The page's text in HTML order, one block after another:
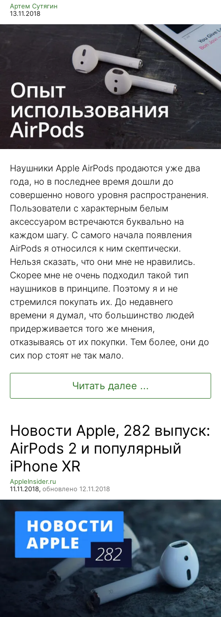
Артем Сутягин
13.11.2018
Наушники Apple AirPods продаются уже два
года, но в последнее время дошли до
совершенно нового уровня распространения.
Пользователи с характерным белым
аксессуаром встречаются буквально на
каждом шагу. С самого начала появления
AirPods я относился к ним скептически.
Нельзя сказать, что они мне не нравились.
Скорее мне не очень подходил такой тип
наушников в принципе. Поэтому я и не
стремился покупать их. До недавнего
времени я думал, что большинство людей
придерживается того же мнения,
отказываясь от их покупки. Тем более, они до
сих пор стоят не так мало.
Читать далее ...
Новости Apple, 282 выпуск:
AirPods 2 и популярный
iPhone XR
AppleInsider.ru
11.11.2018, обновлено 12.11.2018